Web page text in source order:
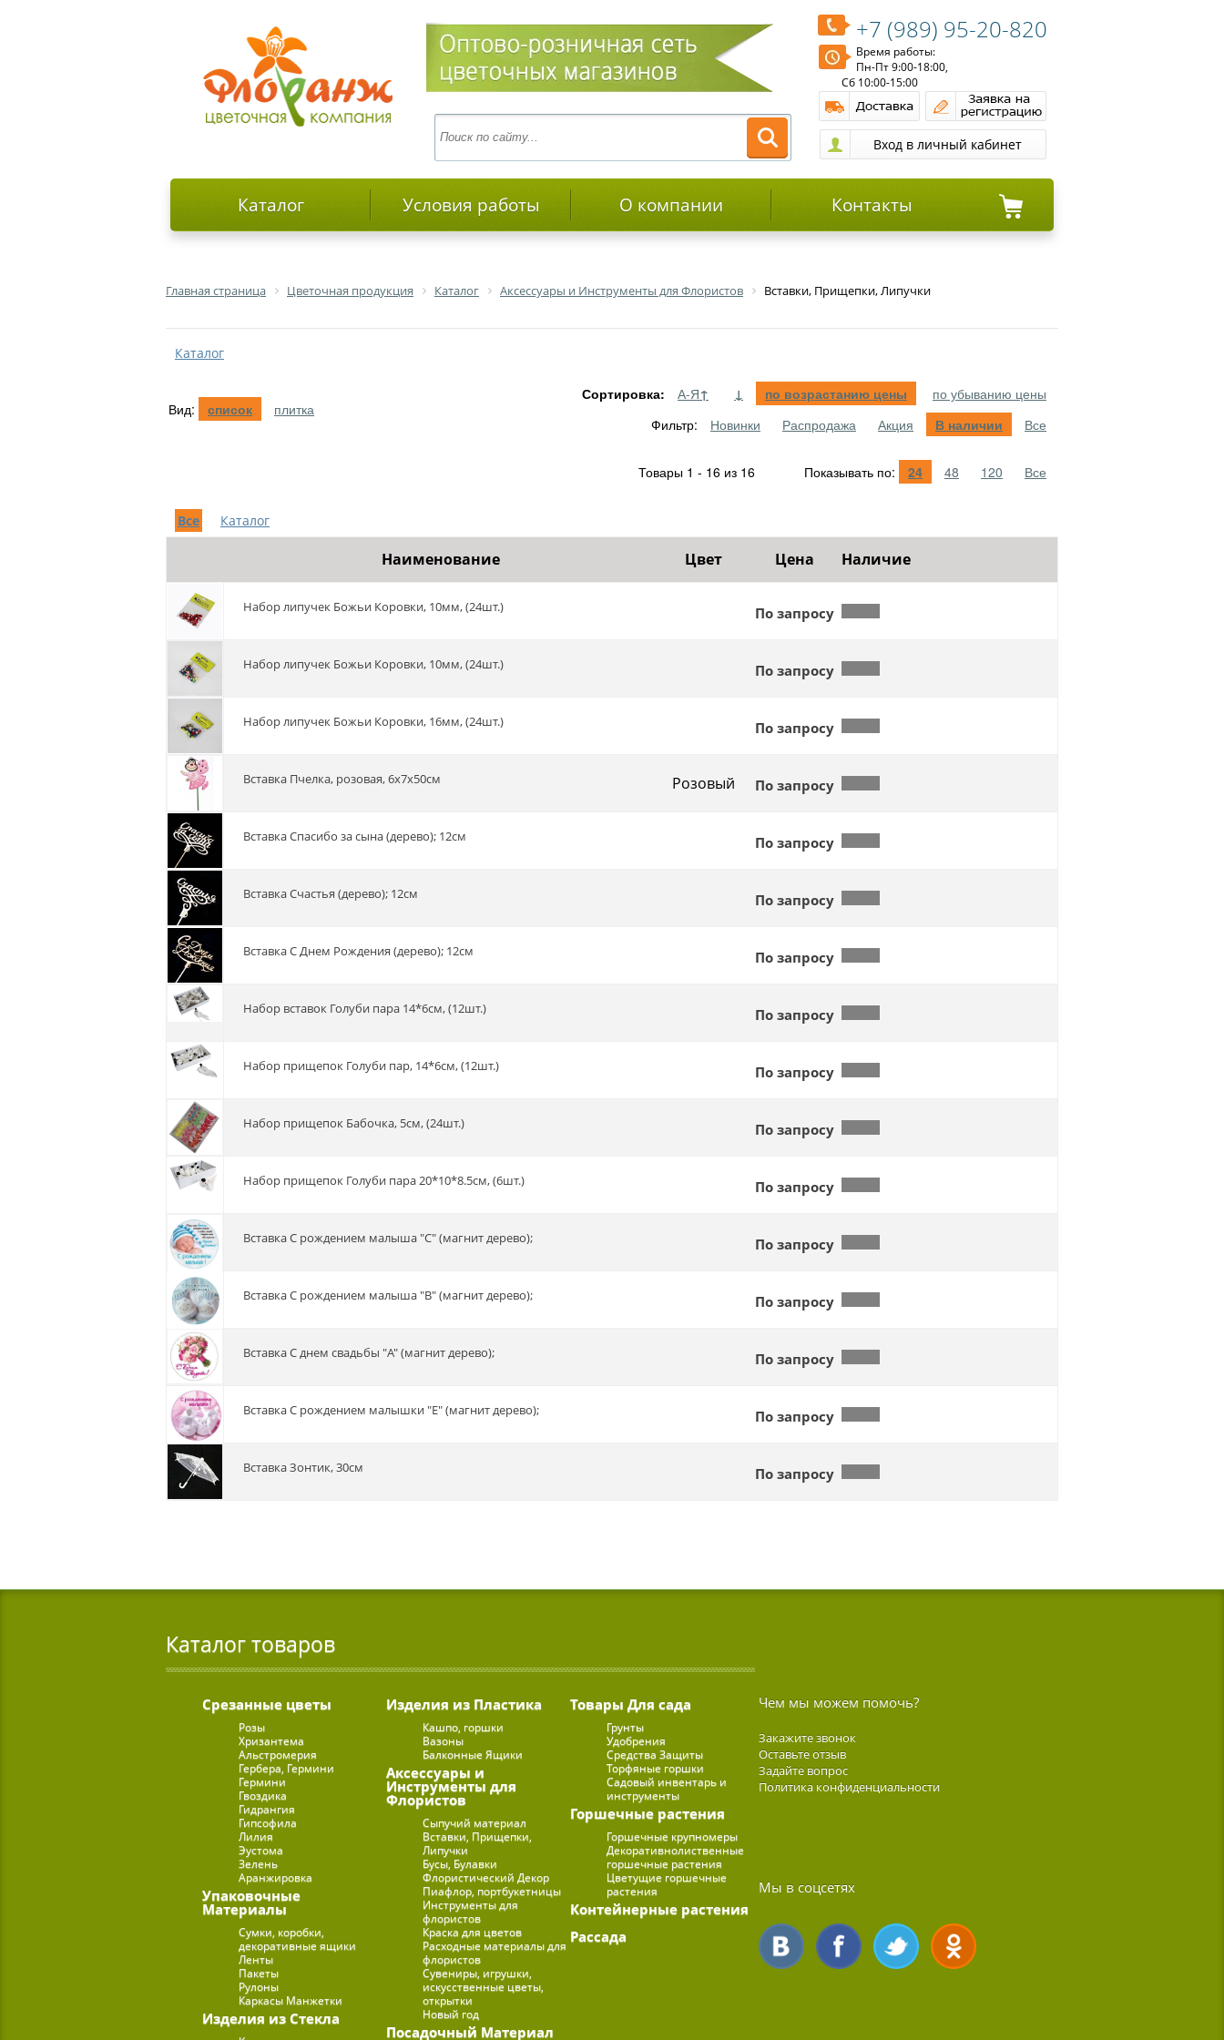
+7 (989) 95-20-820
Время работы:
Пн-Пт 9:00-18:00,
Сб 10:00-15:00
Каталог Условия работы О компании Контакты
Главная страница Цветочная продукция Каталог Аксессуары и Инструменты для Флористов Вставки, Прищепки, Липучки
Каталог
Вид: список плитка
Сортировка: А-Я↑ ↓ по возрастанию цены
по убыванию цены
Фильтр:
Новинки Распродажа Акция В наличии Все
Товары 1 - 16 из 16 Показывать по: 24 48 120 Все
Все Каталог
Наименование Цвет Цена Наличие
Набор липучек Божьи Коровки, 10мм, (24шт.) По запросу
Набор липучек Божьи Коровки, 10мм, (24шт.) По запросу
Набор липучек Божьи Коровки, 16мм, (24шт.) По запросу
Вставка Пчелка, розовая, 6х7х50см Розовый По запросу
Вставка Спасибо за сына (дерево); 12см По запросу
Вставка Счастья (дерево); 12см По запросу
Вставка С Днем Рождения (дерево); 12см По запросу
Набор вставок Голуби пара 14*6см, (12шт.) По запросу
Набор прищепок Голуби пар, 14*6см, (12шт.) По запросу
Набор прищепок Бабочка, 5см, (24шт.) По запросу
Набор прищепок Голуби пара 20*10*8.5см, (6шт.) По запросу
Вставка С рождением малыша "C" (магнит дерево); По запросу
Вставка С рождением малыша "B" (магнит дерево); По запросу
Вставка С днем свадьбы "A" (магнит дерево); По запросу
Вставка С рождением малышки "E" (магнит дерево); По запросу
Вставка Зонтик, 30см По запросу
Каталог товаров
Срезанные цветы
Розы
Хризантема
Альстромерия
Гербера, Гермини
Гермини
Гвоздика
Гидрангия
Гипсофила
Лилия
Эустома
Зелень
Аранжировка
Упаковочные
Материалы
Сумки, коробки,
декоративные ящики
Ленты
Пакеты
Рулоны
Каркасы Манжетки
Изделия из Стекла
Изделия из Пластика
Кашпо, горшки
Вазоны
Балконные Ящики
Аксессуары и
Инструменты для
Флористов
Сыпучий материал
Вставки, Прищепки,
Липучки
Бусы, Булавки
Флористический Декор
Пиафлор, портбукетницы
Инструменты для
флористов
Краска для цветов
Расходные материалы для
флористов
Сувениры, игрушки,
искусственные цветы,
открытки
Новый год
Посадочный Материал
Товары Для сада
Грунты
Удобрения
Средства Защиты
Торфяные горшки
Садовый инвентарь и
инструменты
Горшечные растения
Горшечные крупномеры
Декоративнолиственные
горшечные растения
Цветущие горшечные
растения
Контейнерные растения
Рассада
Чем мы можем помочь?
Закажите звонок
Оставьте отзыв
Задайте вопрос
Политика конфиденциальности
Мы в соцсетях